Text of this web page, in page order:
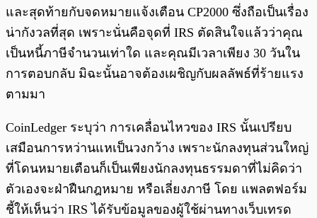
และสุดท้ายกับจดหมายแจ้งเตือน CP2000 ซึ่งถือเป็นเรื่อง
น่ากังวลที่สุด เพราะนั่นคือจุดที่ IRS ตัดสินใจแล้วว่าคุณ
เป็นหนี้ภาษีจำนวนเท่าใด และคุณมีเวลาเพียง 30 วันใน
การตอบกลับ มิฉะนั้นอาจต้องเผชิญกับผลลัพธ์ที่ร้ายแรง
ตามมา
CoinLedger ระบุว่า การเคลื่อนไหวของ IRS นั้นเปรียบ
เสมือนการหว่านแหเป็นวงกว้าง เพราะนักลงทุนส่วนใหญ่
ที่โดนหมายเตือนก็เป็นเพียงนักลงทุนธรรมดาที่ไม่คิดว่า
ตัวเองจะฝ่าฝืนกฎหมาย หรือเลี่ยงภาษี โดย แพลตฟอร์ม
ชี้ให้เห็นว่า IRS ได้รับข้อมูลของผู้ใช้ผ่านทางเว็บเทรด